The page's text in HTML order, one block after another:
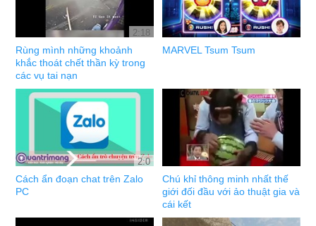
2:18
Rùng mình những khoảnh
khắc thoát chết thần kỳ trong
các vụ tai nạn
MARVEL Tsum Tsum
2:0
Cách ẩn đoạn chat trên Zalo
PC
Chú khỉ thông minh nhất thế
giới đối đầu với ảo thuật gia và
cái kết